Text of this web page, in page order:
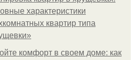
характеристики
квартир типа
комфорт в своем доме: как